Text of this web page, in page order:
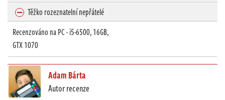
Těžko rozeznatelní nepřátelé
Recenzováno na PC - i5-6500, 16GB,
GTX 1070
Adam Bárta
Autor recenze